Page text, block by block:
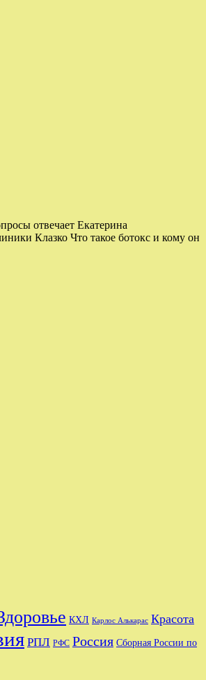
отвечает Екатерина
Клазко Что такое ботокс и кому он
КХЛ Карлос Алькарас Красота
РПЛ РФС Россия Сборная России по